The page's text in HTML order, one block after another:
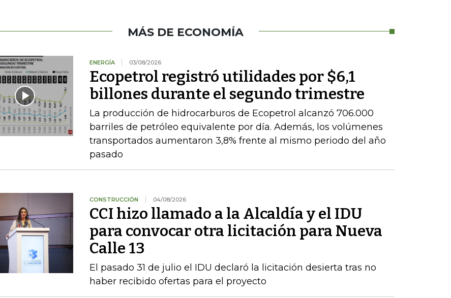
MÁS DE ECONOMÍA
ENERGÍA 03/08/2026
Ecopetrol registró utilidades por $6,1
billones durante el segundo trimestre
La producción de hidrocarburos de Ecopetrol alcanzó 706.000
barriles de petróleo equivalente por día. Además, los volúmenes
transportados aumentaron 3,8% frente al mismo periodo del año
pasado
CONSTRUCCIÓN 04/08/2026
CCI hizo llamado a la Alcaldía y el IDU
para convocar otra licitación para Nueva
Calle 13
El pasado 31 de julio el IDU declaró la licitación desierta tras no
haber recibido ofertas para el proyecto